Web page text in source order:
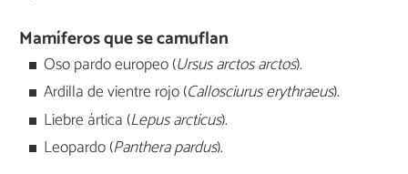
Mamíferos que se camuflan
Oso pardo europeo (Ursus arctos arctos).
Ardilla de vientre rojo (Callosciurus erythraeus).
Liebre ártica (Lepus arcticus).
Leopardo (Panthera pardus).